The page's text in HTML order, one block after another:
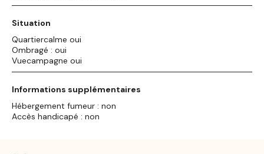
Situation
Quartiercalme oui
Ombragé : oui
Vuecampagne oui
Informations supplémentaires
Hébergement fumeur : non
Accès handicapé : non